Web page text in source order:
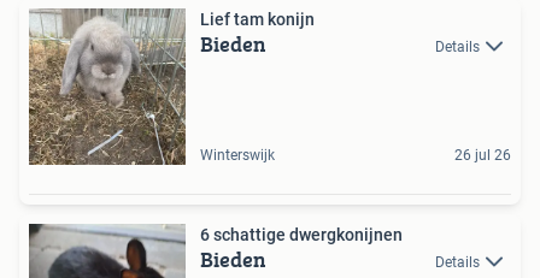
Lief tam konijn
Bieden Details
Winterswijk 26 jul 26
6 schattige dwergkonijnen
Bieden Details